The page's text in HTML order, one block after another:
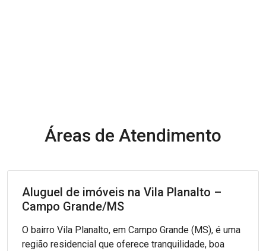
Áreas de Atendimento
Aluguel de imóveis na Vila Planalto –
Campo Grande/MS
O bairro Vila Planalto, em Campo Grande (MS), é uma
região residencial que oferece tranquilidade, boa